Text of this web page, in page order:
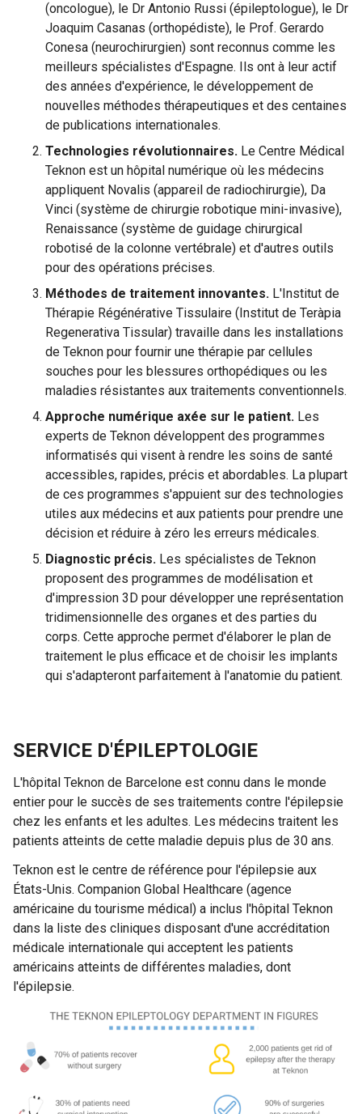
(oncologue), le Dr Antonio Russi (épileptologue), le Dr
Joaquim Casanas (orthopédiste), le Prof. Gerardo
Conesa (neurochirurgien) sont reconnus comme les
meilleurs spécialistes d'Espagne. Ils ont à leur actif
des années d'expérience, le développement de
nouvelles méthodes thérapeutiques et des centaines
de publications internationales.
Technologies révolutionnaires. Le Centre Médical
Teknon est un hôpital numérique où les médecins
appliquent Novalis (appareil de radiochirurgie), Da
Vinci (système de chirurgie robotique mini-invasive),
Renaissance (système de guidage chirurgical
robotisé de la colonne vertébrale) et d'autres outils
pour des opérations précises.
Méthodes de traitement innovantes. L'Institut de
Thérapie Régénérative Tissulaire (Institut de Teràpia
Regenerativa Tissular) travaille dans les installations
de Teknon pour fournir une thérapie par cellules
souches pour les blessures orthopédiques ou les
maladies résistantes aux traitements conventionnels.
Approche numérique axée sur le patient. Les
experts de Teknon développent des programmes
informatisés qui visent à rendre les soins de santé
accessibles, rapides, précis et abordables. La plupart
de ces programmes s'appuient sur des technologies
utiles aux médecins et aux patients pour prendre une
décision et réduire à zéro les erreurs médicales.
Diagnostic précis. Les spécialistes de Teknon
proposent des programmes de modélisation et
d'impression 3D pour développer une représentation
tridimensionnelle des organes et des parties du
corps. Cette approche permet d'élaborer le plan de
traitement le plus efficace et de choisir les implants
qui s'adapteront parfaitement à l'anatomie du patient.
SERVICE D'ÉPILEPTOLOGIE
L'hôpital Teknon de Barcelone est connu dans le monde
entier pour le succès de ses traitements contre l'épilepsie
chez les enfants et les adultes. Les médecins traitent les
patients atteints de cette maladie depuis plus de 30 ans.
Teknon est le centre de référence pour l'épilepsie aux
États-Unis. Companion Global Healthcare (agence
américaine du tourisme médical) a inclus l'hôpital Teknon
dans la liste des cliniques disposant d'une accréditation
médicale internationale qui acceptent les patients
américains atteints de différentes maladies, dont
l'épilepsie.